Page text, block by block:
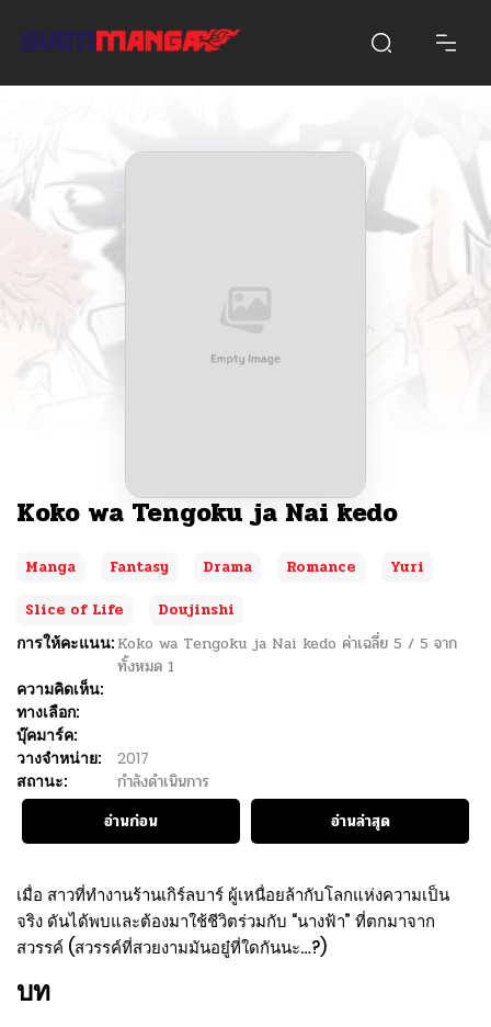
Koko wa Tengoku ja Nai kedo
Manga Fantasy Drama Romance
Yuri
Slice of Life
Doujinshi
การให้คะแนน: Koko wa Tengoku ja Nai kedo ค่าเฉลี่ย 5 / 5 จาก
ทั้งหมด 1
ความคิดเห็น:
ทางเลือก:
บุ๊คมาร์ค:
วางจำหน่าย:
2017
สถานะ:
กำลังดำเนินการ
อ่านก่อน
อ่านล่าสุด
เมื่อ สาวที่ทำงานร้านเกิร์ลบาร์ ผู้เหนื่อยล้ากับโลกแห่งความเป็น
จริง ดันได้พบและต้องมาใช้ชีวิตร่วมกับ “นางฟ้า” ที่ตกมาจาก
สวรรค์ (สวรรค์ที่สวยงามมันอยู๋ที่ใดกันนะ…?)
บท